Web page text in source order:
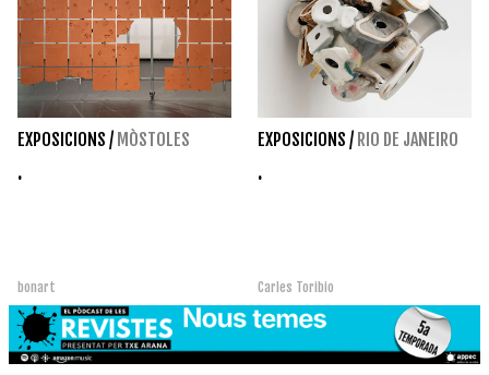
EXPOSICIONS / MÒSTOLES
.
bonart
EXPOSICIONS / RIO DE JANEIRO
.
Carles Toribio